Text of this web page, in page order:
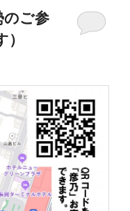
ご参